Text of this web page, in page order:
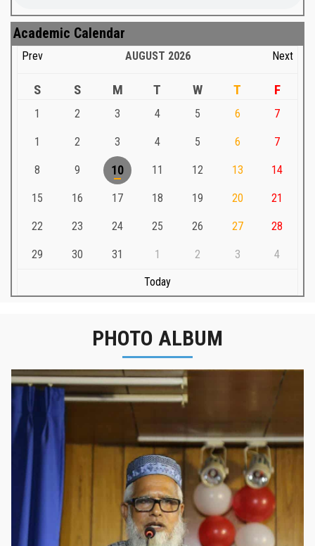
Academic Calendar
Prev AUGUST 2026 Next
S S M T W T F
1 2 3 4 5 6 7
1 2 3 4 5 6 7
8 9 10 11 12 13 14
15 16 17 18 19 20 21
22 23 24 25 26 27 28
29 30 31 1 2 3 4
Today
PHOTO ALBUM
নবীনবরণ - ২০২৫